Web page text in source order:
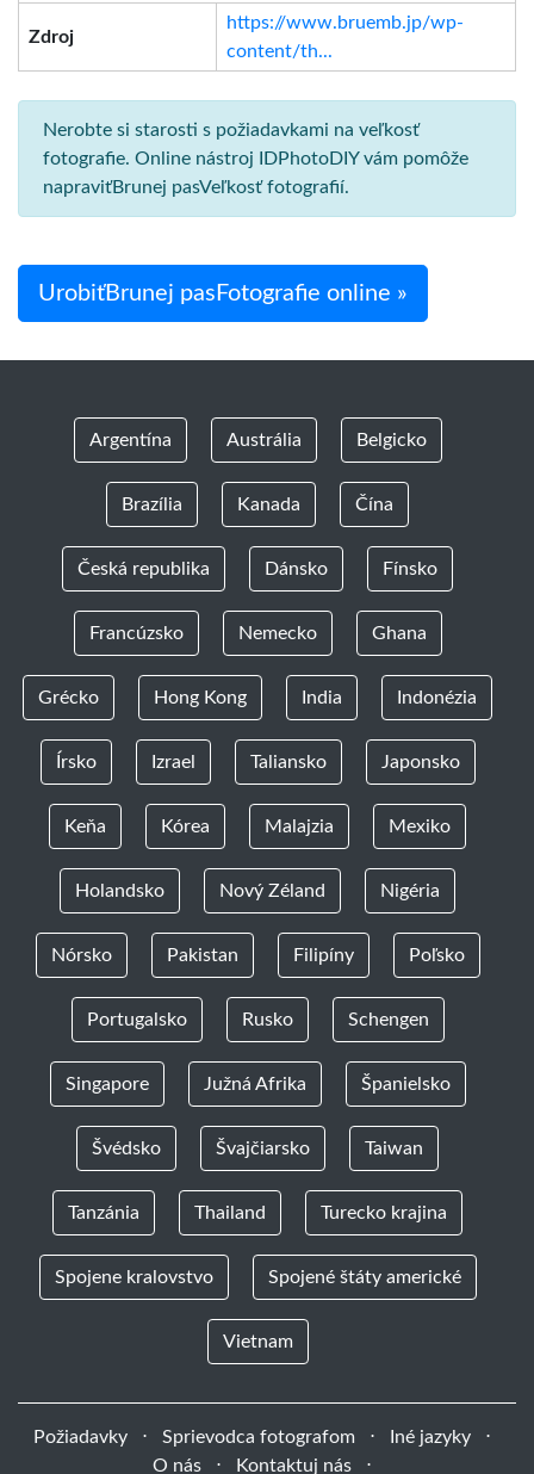
Zdroj
https://www.bruemb.jp/wp-
content/th...
Nerobte si starosti s požiadavkami na veľkosť
fotografie. Online nástroj IDPhotoDIY vám pomôže
napraviťBrunej pasVeľkosť fotografií.
UrobiťBrunej pasFotografie online »
Argentína Austrália Belgicko
Brazília Kanada Čína
Česká republika Dánsko Fínsko
Francúzsko Nemecko Ghana
Grécko Hong Kong India Indonézia
Írsko Izrael Taliansko Japonsko
Keňa Kórea Malajzia Mexiko
Holandsko Nový Zéland Nigéria
Nórsko Pakistan Filipíny Poľsko
Portugalsko Rusko Schengen
Singapore Južná Afrika Španielsko
Švédsko Švajčiarsko Taiwan
Tanzánia Thailand Turecko krajina
Spojene kralovstvo Spojené štáty americké
Vietnam
Požiadavky ⋅ Sprievodca fotografom ⋅ Iné jazyky
⋅
O nás
⋅ Kontaktuj nás ⋅